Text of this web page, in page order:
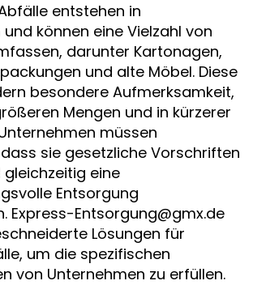
entstehen in
können eine Vielzahl von
darunter Kartonagen,
und alte Möbel. Diese
besondere Aufmerksamkeit,
Mengen und in kürzerer
müssen
sie gesetzliche Vorschriften
eine
Entsorgung
Express-Entsorgung@gmx.de
Lösungen für
um die spezifischen
von Unternehmen zu erfüllen.